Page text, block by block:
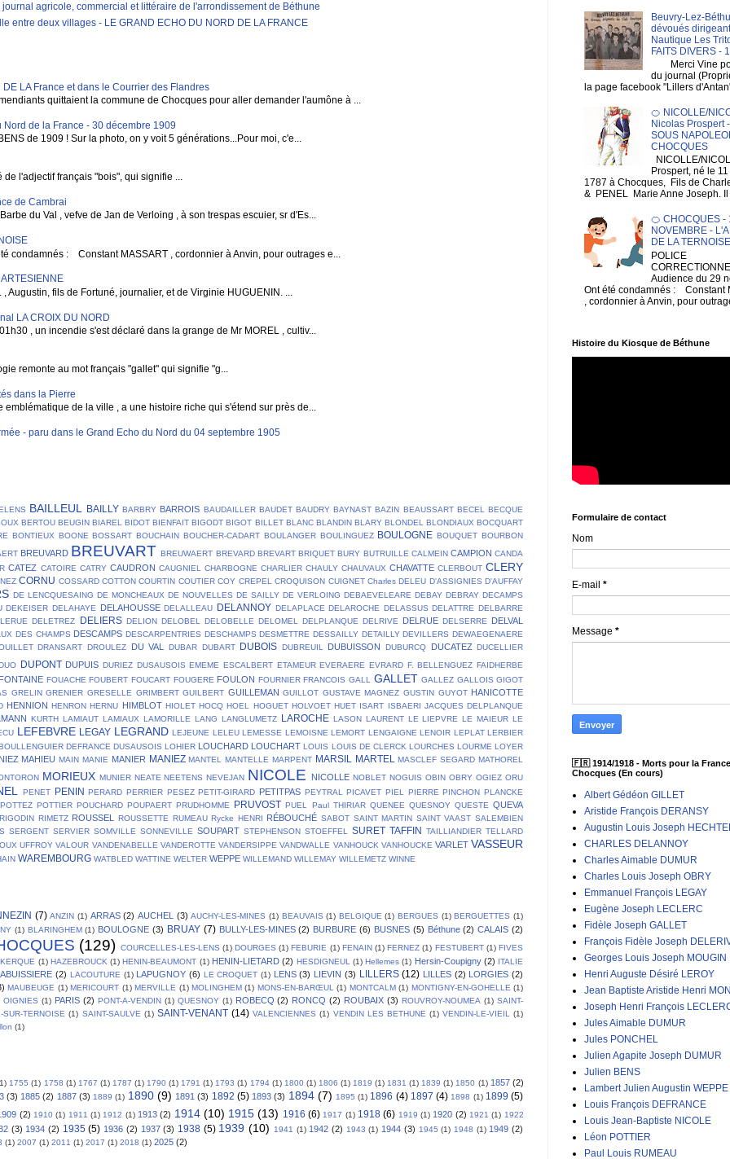
agricole, commercial et littéraire de l'arrondissement de Béthune
entre deux villages - LE GRAND ECHO DU NORD DE LA FRANCE
LA France et dans le Courrier des Flandres
quittaient la commune de Chocques pour aller demander l'aumône à ...
de la France - 30 décembre 1909
de 1909 ! Sur la photo, on y voit 5 générations...Pour moi, c'e...
l'adjectif français "bois", qui signifie ...
de Cambrai
du Val , vefve de Jan de Verloing , à son trespas escuier, sr d'Es...
condamnés : Constant MASSART , cordonnier à Anvin, pour outrages e...
fils de Fortuné, journalier, et de Virginie HUGUENIN. ...
LA CROIX DU NORD
, un incendie s'est déclaré dans la grange de Mr MOREL , cultiv...
remonte au mot français "gallet" qui signifie "g...
dans la Pierre
de la ville , a une histoire riche qui s'étend sur près de...
- paru dans le Grand Echo du Nord du 04 septembre 1905
BAILLEUL BAILLY BARBRY BARROIS BAUDAILLER BAUDET BAUDRY BAYNAST BAZIN BEAUSSART BECEL
BECQUE
BERTOU BEUGIN BIAREL BIDOT BIENFAIT BIGODT BIGOT BILLET BLANC BLANDIN BLARY BLONDEL BLONDIAUX BOCQUART
BONTIEUX BOONE BOSSART BOUCHAIN BOUCHER-CADART BOULANGER BOULINGUEZ BOULOGNE BOUQUET BOURBON
BREUVARD BREUVART BREUWAERT BREVARD BREVART BRIQUET BURY BUTRUILLE CALMEIN CAMPION CANDA
CATEZ CATOIRE CATRY CAUDRON CAUGNIEL CHARBOGNE CHARLIER CHAULY CHAUVAUX CHAVATTE CLERBOUT CLERY
CORNU COSSARD COTTON COURTIN COUTIER COY CREPEL CROQUISON CUIGNET Charles DELEU D'ASSIGNIES D'AUFFAY
DE LENCQUESAING DE MONCHEAUX DE NOUVELLES DE SAILLY DE VERLOING DEBAEVELEARE DEBAY DEBRAY DECAMPS
DEKEISER DELAHAYE DELAHOUSSE DELALLEAU DELANNOY DELAPLACE DELAROCHE DELASSUS DELATTRE DELBARRE
DELETREZ DELIERS DELION DELOBEL DELOBELLE DELOMEL DELPLANQUE DELRIVE DELRUE DELSERRE DELVAL
DES CHAMPS DESCAMPS DESCARPENTRIES DESCHAMPS DESMETTRE DESSAILLY DETAILLY DEVILLERS DEWAEGENAERE
DRANSART DROULEZ DU VAL DUBAR DUBART DUBOIS DUBREUIL DUBUISSON DUBURCQ DUCATEZ DUCELLIER
DUPONT DUPUIS DURIEZ DUSAUSOIS EMEME ESCALBERT ETAMEUR EVERAERE EVRARD F. BELLENGUEZ FAIDHERBE
FOUACHE FOUBERT FOUCART FOUGERE FOULON FOURNIER FRANCOIS GALL GALLET GALLEZ GALLOIS GIGOT
GRELIN GRENIER GRESELLE GRIMBERT GUILBERT GUILLEMAN GUILLOT GUSTAVE MAGNEZ GUSTIN GUYOT HANICOTTE
HENNION HENRON HERNU HIMBLOT HIOLET HOCQ HOEL HOGUET HOLVOET HUET ISART ISBAERI JACQUES DELPLANQUE
KURTH LAMIAUT LAMIAUX LAMORILLE LANG LANGLUMETZ LAROCHE LASON LAURENT LE LIEPVRE LE MAIEUR LE
LEFEBVRE LEGAY LEGRAND LEJEUNE LELEU LEMESSE LEMOISNE LEMORT LENGAIGNE LENOIR LEPLAT LERBIER
DEFRANCE DUSAUSOIS LOHIER LOUCHARD LOUCHART LOUIS LOUIS DE CLERCK LOURCHES LOURME LOYER
MAHIEU MAIN MANIE MANIER MANIEZ MANTEL MANTELLE MARPENT MARSIL MARTEL MASCLEF SEGARD MATHOREL
MORIEUX MUNIER NEATE NEETENS NEVEJAN NICOLE NICOLLE NOBLET NOGUIS OBIN OBRY OGIEZ ORU
PENET PENIN PERARD PERRIER PESEZ PETIT-GIRARD PETITPAS PEYTRAL PICAVET PIEL PIERRE PINCHON PLANCKE
POTTEZ POTTIER POUCHARD POUPAERT PRUDHOMME PRUVOST PUEL Paul THIRIAR QUENEE QUESNOY QUESTE QUEVA
RIGODIN RIMETZ ROUSSEL ROUSSETTE RUMEAU Rycke HENRI RÉBOUCHÉ SABOT SAINT MARTIN SAINT VAAST SALEMBIEN
SERGENT SERVIER SOMVILLE SONNEVILLE SOUPART STEPHENSON STOEFFEL SURET TAFFIN TAILLIANDIER TELLARD
UFFROY VALOUR VANDENABELLE VANDEROTTE VANDERSIPPE VANDWALLE VANHOUCK VANHOUCKE VARLET VASSEUR
WAREMBOURG WATBLED WATTINE WELTER WEPPE WILLEMAND WILLEMAY WILLEMETZ WINNE
(7) ANZIN (1) ARRAS (2) AUCHEL (3) AUCHY-LES-MINES (1) BEAUVAIS (1) BELGIQUE (1) BERGUES (1) BERGUETTES (1)
(1) BLARINGHEM (1) BOULOGNE (3) BRUAY (7) BULLY-LES-MINES (2) BURBURE (6) BUSNES (5) Béthune (2) CALAIS (2)
(129) COURCELLES-LES-LENS (1) DOURGES (1) FEBURIE (1) FENAIN (1) FERNEZ (1) FESTUBERT (1) FIVES
(1) HAZEBROUCK (1) HENIN-BEAUMONT (1) HENIN-LIETARD (2) HESDIGNEUL (1) Hellemes (1) Hersin-Coupigny (2) ITALIE
(2) LACOUTURE (1) LAPUGNOY (6) LE CROQUET (1) LENS (3) LIEVIN (3) LILLERS (12) LILLES (2) LORGIES (2)
MAUBEUGE (1) MERICOURT (1) MERVILLE (1) MOLINGHEM (1) MONS-EN-BARŒUL (1) MONTCALM (1) MONTIGNY-EN-GOHELLE (1)
OIGNIES (1) PARIS (2) PONT-A-VENDIN (1) QUESNOY (1) ROBECQ (2) RONCQ (2) ROUBAIX (3) ROUVROY-NOUMEA (1) SAINT-
SUR-TERNOISE (1) SAINT-SAULVE (1) SAINT-VENANT (14) VALENCIENNES (1) VENDIN LES BETHUNE (1) VENDIN-LE-VIEIL
(1)
(1)
1755 (1) 1758 (1) 1767 (1) 1787 (1) 1790 (1) 1791 (1) 1793 (1) 1794 (1) 1800 (1) 1806 (1) 1819 (1) 1831 (1) 1839 (1) 1850 (1) 1857 (2)
(3) 1885 (2) 1887 (3) 1889 (1) 1890 (9) 1891 (3) 1892 (5) 1893 (3) 1894 (7) 1895 (1) 1896 (4) 1897 (4) 1898 (1) 1899 (5)
(2) 1910 (1) 1911 (1) 1912 (1) 1913 (2) 1914 (10) 1915 (13) 1916 (6) 1917 (1) 1918 (6) 1919 (1) 1920 (2) 1921 (1) 1922
(3) 1934 (2) 1935 (5) 1936 (2) 1937 (3) 1938 (5) 1939 (10) 1941 (1) 1942 (2) 1943 (1) 1944 (3) 1945 (1) 1948 (1) 1949 (2)
(1) 2007 (1) 2011 (1) 2017 (1) 2018 (1) 2025 (2)
Beuvry-Lez-
dévoués
Nautique Les
FAITS DIVERS -
Merci Vine
du journal
la page facebook "Lillers
🍊 NICOLLE/
Nicolas Prospert
SOUS
CHOCQUES
NICOLLE/
Prospert, né le
1787 à Chocques, Fils de
& PENEL Marie Anne Joseph. Il
🍊 CHOCQUES -
NOVEMBRE -
DE LA TERNOISE
POLICE
Audience du 29
Ont été condamnés : Constant
, cordonnier à Anvin, pour
Histoire du Kiosque de Béthune
Formulaire de contact
Nom
E-mail *
Message *
🇫🇷 1914/1918 - Morts pour la
Chocques (En cours)
Albert Gédéon GILLET
Aristide François DERANSY
Augustin Louis Joseph
CHARLES DELANNOY
Charles Aimable DUMUR
Charles Louis Joseph OBRY
Emmanuel François LEGAY
Eugène Joseph LECLERC
Fidèle Joseph GALLET
François Fidèle Joseph
Georges Louis Joseph MOUGIN
Henri Auguste Désiré LEROY
Jean Baptiste Aristide Henri
Joseph Henri François
Jules Aimable DUMUR
Jules PONCHEL
Julien Agapite Joseph DUMUR
Julien BENS
Lambert Julien Augustin WEPPE
Louis François DEFRANCE
Louis Jean-Baptiste NICOLE
Léon POTTIER
Paul Louis RUMEAU